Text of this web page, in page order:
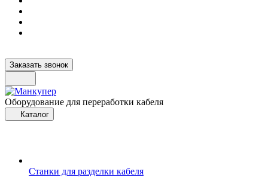
Заказать звонок
Оборудование для переработки кабеля
Каталог
Станки для разделки кабеля